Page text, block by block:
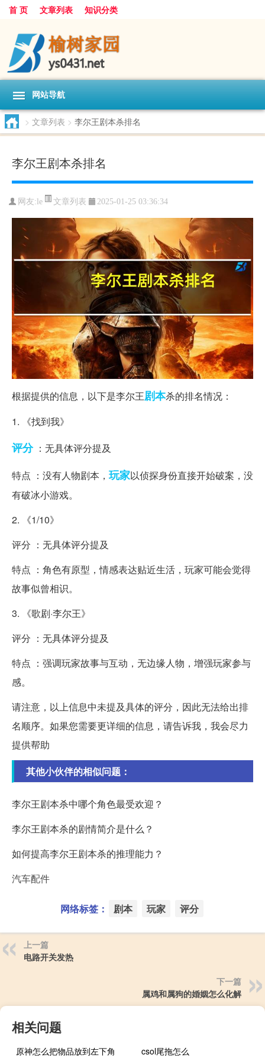
首 页 文章列表 知识分类
网站导航
> 文章列表 > 李尔王剧本杀排名
李尔王剧本杀排名
网友: le 文章列表 2025-01-25 03:36:34
根据提供的信息，以下是李尔王剧本杀的排名情况：
1. 《找到我》
评分：无具体评分提及
特点 ：没有人物剧本， 玩家以侦探身份直接开始破案，没
有破冰小游戏。
2. 《1/10》
评分 ：无具体评分提及
特点 ：角色有原型，情感表达贴近生活，玩家可能会觉得
故事似曾相识。
3. 《歌剧·李尔王》
评分 ：无具体评分提及
特点 ：强调玩家故事与互动，无边缘人物，增强玩家参与
感。
请注意，以上信息中未提及具体的评分，因此无法给出排
名顺序。如果您需要更详细的信息，请告诉我，我会尽力
提供帮助
其他小伙伴的相似问题：
李尔王剧本杀中哪个角色最受欢迎？
李尔王剧本杀的剧情简介是什么？
如何提高李尔王剧本杀的推理能力？
汽车配件
网络标签： 剧本 玩家 评分
上一篇
电路开关发热
下一篇
属鸡和属狗的婚姻怎么化解
相关问题
原神怎么把物品放到左下角 csol尾拖怎么